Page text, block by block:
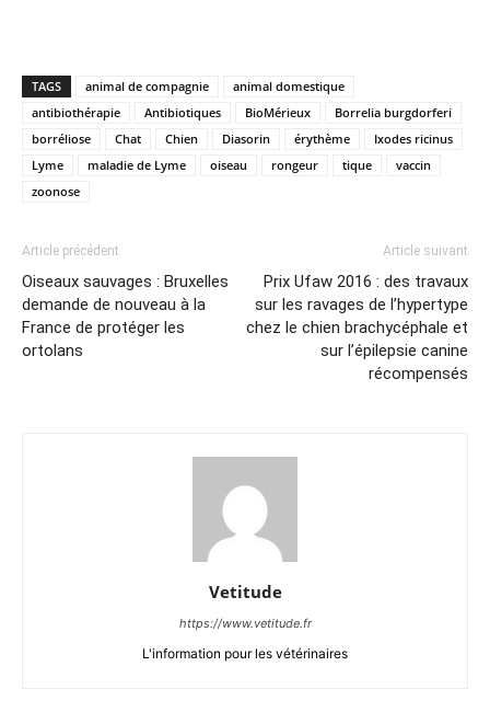
TAGS animal de compagnie
animal domestique
antibiothérapie
Antibiotiques BioMérieux
Borrelia burgdorferi
borréliose
Chat Chien Diasorin érythème
Ixodes ricinus
Lyme
maladie de Lyme oiseau rongeur tique
vaccin
zoonose
Article précédent
Oiseaux sauvages : Bruxelles
demande de nouveau à la
France de protéger les
ortolans
Article suivant
Prix Ufaw 2016 : des travaux
sur les ravages de l’hypertype
chez le chien brachycéphale et
sur l’épilepsie canine
récompensés
Vetitude
https://www.vetitude.fr
L'information pour les vétérinaires